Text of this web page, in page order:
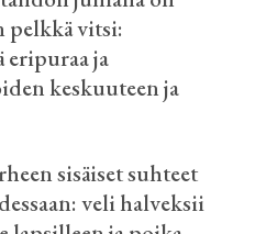
vitsi:
eripuraa ja
keskuuteen ja
sisäiset suhteet
veli halveksii